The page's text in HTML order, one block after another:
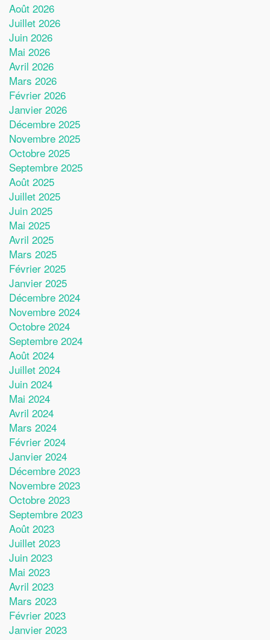
Août 2026
Juillet 2026
Juin 2026
Mai 2026
Avril 2026
Mars 2026
Février 2026
Janvier 2026
Décembre 2025
Novembre 2025
Octobre 2025
Septembre 2025
Août 2025
Juillet 2025
Juin 2025
Mai 2025
Avril 2025
Mars 2025
Février 2025
Janvier 2025
Décembre 2024
Novembre 2024
Octobre 2024
Septembre 2024
Août 2024
Juillet 2024
Juin 2024
Mai 2024
Avril 2024
Mars 2024
Février 2024
Janvier 2024
Décembre 2023
Novembre 2023
Octobre 2023
Septembre 2023
Août 2023
Juillet 2023
Juin 2023
Mai 2023
Avril 2023
Mars 2023
Février 2023
Janvier 2023